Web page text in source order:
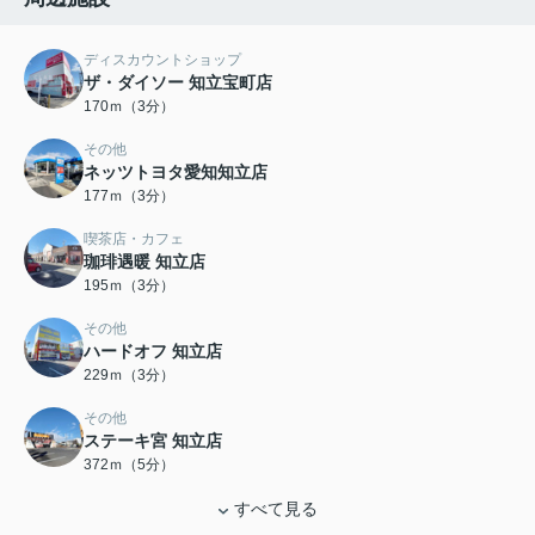
ディスカウントショップ
ザ・ダイソー 知立宝町店
170ｍ（3分）
その他
ネッツトヨタ愛知知立店
177ｍ（3分）
喫茶店・カフェ
珈琲遇暖 知立店
195ｍ（3分）
その他
ハードオフ 知立店
229ｍ（3分）
その他
ステーキ宮 知立店
372ｍ（5分）
すべて見る